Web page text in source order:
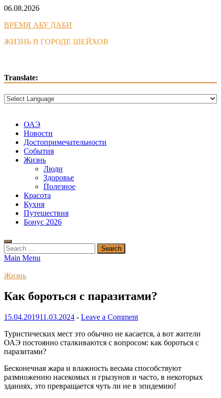
Skip
content
06.08.2026
ВРЕМЯ АБУ ДАБИ
ЖИЗНЬ В ГОРОДЕ ШЕЙХОВ
Translate:
ОАЭ
Новости
Достопримечательности
События
Жизнь
Люди
Здоровье
Полезное
Красота
Кухня
Путешествия
Бонус 2026
Search
for:
Main Menu
Жизнь
Как бороться с паразитами?
15.04.201911.03.2024 - Leave a Comment
Туристических мест это обычно не касается, а вот жители
ОАЭ постоянно сталкиваются с вопросом: как бороться с
паразитами?
Бесконечная жара и влажность весьма способствуют
размножению насекомых и грызунов и часто, в некоторых
зданиях, это превращается чуть ли не в эпидемию!